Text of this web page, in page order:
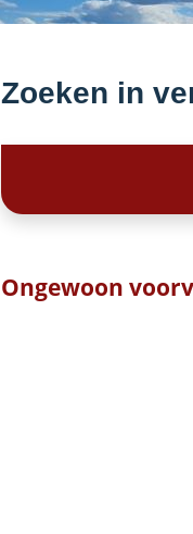
Zoeken in
Ongewoon